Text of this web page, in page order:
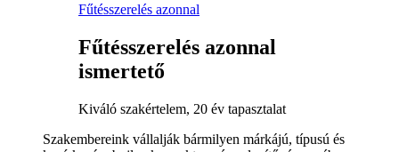
Fűtésszerelés azonnal
Fűtésszerelés azonnal
ismertető
Kiváló szakértelem, 20 év tapasztalat
Szakembereink vállalják bármilyen márkájú, típusú és